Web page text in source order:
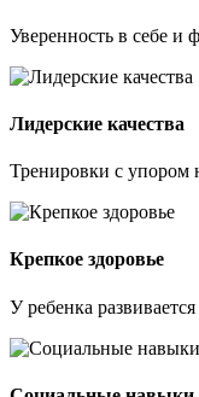
Уверенность в себе и
Лидерские качества
Тренировки с упором
Крепкое здоровье
У ребенка